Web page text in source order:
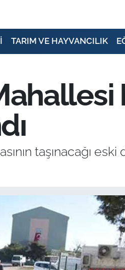
TARIM VE HAYVANCILIK
taşınacağı